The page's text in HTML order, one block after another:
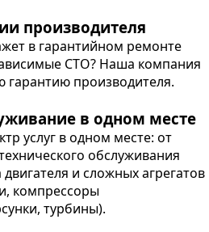
производителя
в гарантийном ремонте
СТО? Наша компания
производителя.
в одном месте
услуг в одном месте: от
обслуживания
и сложных агрегатов
компрессоры
турбины).